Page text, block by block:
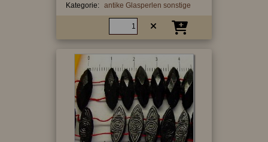
Kategorie: antike Glasperlen sonstige